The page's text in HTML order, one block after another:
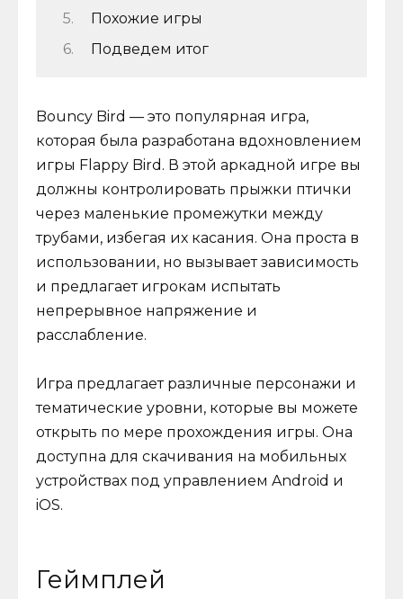
Похожие игры
Подведем итог
Bouncy Bird — это популярная игра,
которая была разработана вдохновлением
игры Flappy Bird. В этой аркадной игре вы
должны контролировать прыжки птички
через маленькие промежутки между
трубами, избегая их касания. Она проста в
использовании, но вызывает зависимость
и предлагает игрокам испытать
непрерывное напряжение и
расслабление.
Игра предлагает различные персонажи и
тематические уровни, которые вы можете
открыть по мере прохождения игры. Она
доступна для скачивания на мобильных
устройствах под управлением Android и
iOS.
Геймплей